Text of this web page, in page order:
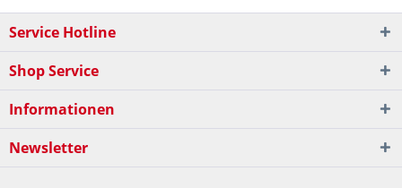
Service Hotline
Shop Service
Informationen
Newsletter